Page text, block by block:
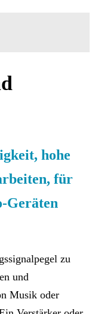
hohe
für
Geräten
zu
und
Musik oder